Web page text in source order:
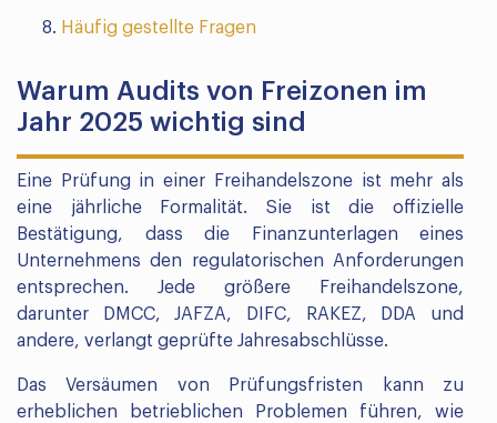
Häufig gestellte Fragen
Warum Audits von Freizonen im
Jahr 2025 wichtig sind
Eine Prüfung in einer Freihandelszone ist mehr als
eine jährliche Formalität. Sie ist die offizielle
Bestätigung, dass die Finanzunterlagen eines
Unternehmens den regulatorischen Anforderungen
entsprechen. Jede größere Freihandelszone,
darunter DMCC, JAFZA, DIFC, RAKEZ, DDA und
andere, verlangt geprüfte Jahresabschlüsse.
Das Versäumen von Prüfungsfristen kann zu
erheblichen betrieblichen Problemen führen, wie